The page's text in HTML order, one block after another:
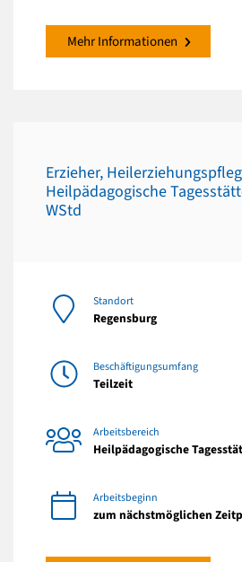
Mehr Informationen
Erzieher,
Heilpädagogische
WStd
Standort
Regensburg
Beschäftigungsumfang
Teilzeit
Arbeitsbereich
Heilpädagogische
Arbeitsbeginn
zum nächstmöglichen